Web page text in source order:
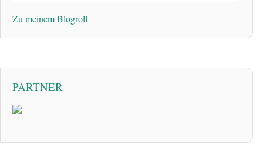
Zu meinem Blogroll
PARTNER